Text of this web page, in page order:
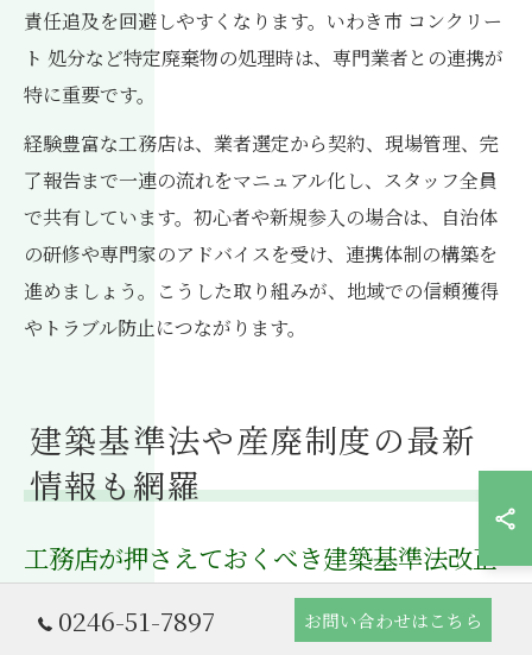
責任追及を回避しやすくなります。いわき市 コンクリー
ト 処分など特定廃棄物の処理時は、専門業者との連携が
特に重要です。
経験豊富な工務店は、業者選定から契約、現場管理、完
了報告まで一連の流れをマニュアル化し、スタッフ全員
で共有しています。初心者や新規参入の場合は、自治体
の研修や専門家のアドバイスを受け、連携体制の構築を
進めましょう。こうした取り組みが、地域での信頼獲得
やトラブル防止につながります。
建築基準法や産廃制度の最新
情報も網羅
工務店が押さえておくべき建築基準法改正
点
工務店として福島県いわき市平上大越で許可申請を進め
0246-51-7897 お問い合わせはこちら